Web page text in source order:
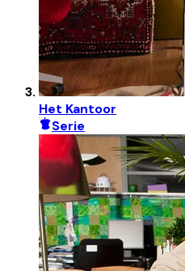
Het Kantoor
Serie